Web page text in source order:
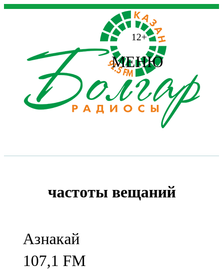
12+
МЕНЮ
частоты вещаний
Азнакай
107,1 FM